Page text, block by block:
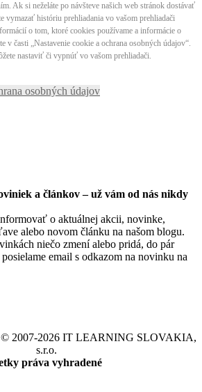
Ak si neželáte po návšteve našich web stránok dostávať
vymazať históriu prehliadania vo vašom prehliadači
o tom, ktoré cookies používame a informácie o
v časti „Nastavenie cookie a ochrana osobných údajov“.
nastaviť či vypnúť vo vašom prehliadači.
osobných údajov
a článkov – už vám od nás nikdy
o aktuálnej akcii, novinke,
alebo novom článku na našom blogu.
niečo zmení alebo pridá, do pár
email s odkazom na novinku na
© 2007-2026 IT LEARNING SLOVAKIA,
s.r.o.
práva vyhradené